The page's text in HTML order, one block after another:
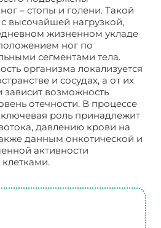
– стопы и голени. Такой
высочайшей нагрузкой,
жизненном укладе
ног по
сегментами тела.
организма локализуется
и сосудах, а от их
зависит возможность
отечности. В процессе
роль принадлежит
давлению крови на
данным онкотической и
активности